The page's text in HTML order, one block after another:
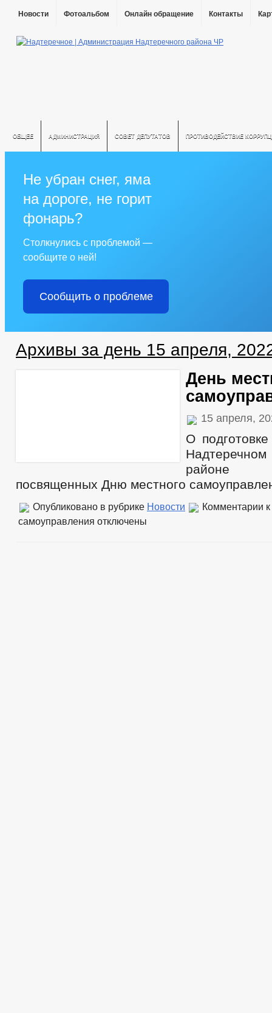
Новости Фотоальбом Онлайн обращение Контакты
ОБЩЕЕ АДМИНИСТРАЦИЯ СОВЕТ ДЕПУТАТОВ ПРОТИВОДЕЙСТВИЕ
Не убран снег, яма
на дороге, не горит
фонарь?
Столкнулись с проблемой —
сообщите о ней!
Сообщить о проблеме
Архивы за день 15 апреля,
День
15 апреля,
О
районе
посвященных Дню местного
Опубликовано в рубрике Новости Комментарии
самоуправления отключены